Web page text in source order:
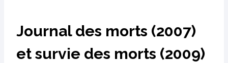
Journal des morts (2007)
et survie des morts (2009)